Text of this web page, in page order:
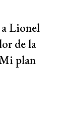
Lionel
de la
plan